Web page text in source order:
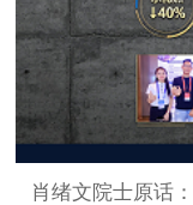
肖绪文院士原话